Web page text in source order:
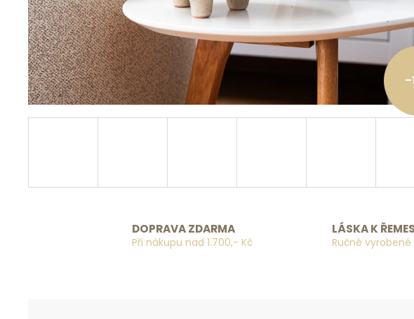
DOPRAVA ZDARMA
Při nákupu nad 1.700,- Kč
LÁSKA K
Ručně